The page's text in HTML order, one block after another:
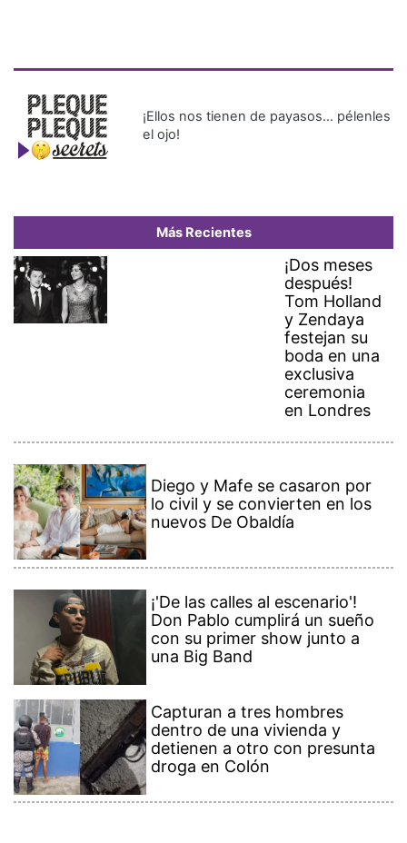
¡Ellos nos tienen de payasos… pélenles
el ojo!
Más Recientes
¡Dos meses
después!
Tom Holland
y Zendaya
festejan su
boda en una
exclusiva
ceremonia
en Londres
Diego y Mafe se casaron por
lo civil y se convierten en los
nuevos De Obaldía
¡'De las calles al escenario'!
Don Pablo cumplirá un sueño
con su primer show junto a
una Big Band
Capturan a tres hombres
dentro de una vivienda y
detienen a otro con presunta
droga en Colón